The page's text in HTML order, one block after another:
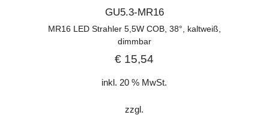
GU5.3-MR16
MR16 LED Strahler 5,5W COB, 38°, kaltweiß,
dimmbar
€ 15,54
inkl. 20 % MwSt.
zzgl.